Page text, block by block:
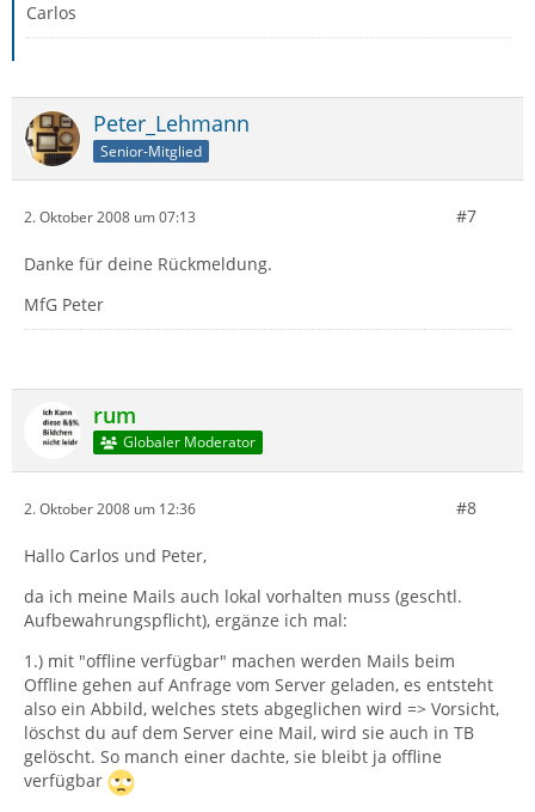
Carlos
Peter_Lehmann
Senior-Mitglied
2. Oktober 2008 um 07:13 #7
Danke für deine Rückmeldung.
MfG Peter
rum
Globaler Moderator
2. Oktober 2008 um 12:36 #8
Hallo Carlos und Peter,
da ich meine Mails auch lokal vorhalten muss (geschtl.
Aufbewahrungspflicht), ergänze ich mal:
1.) mit "offline verfügbar" machen werden Mails beim
Offline gehen auf Anfrage vom Server geladen, es entsteht
also ein Abbild, welches stets abgeglichen wird => Vorsicht,
löschst du auf dem Server eine Mail, wird sie auch in TB
gelöscht. So manch einer dachte, sie bleibt ja offline
verfügbar